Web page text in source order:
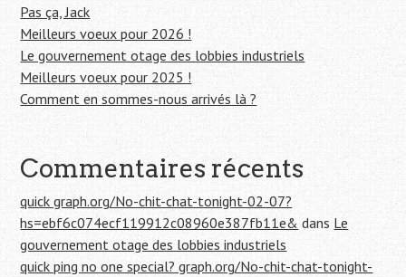
c
h
e
r
:
Pas ça, Jack
Meilleurs voeux pour 2026 !
Le gouvernement otage des lobbies industriels
Meilleurs voeux pour 2025 !
Comment en sommes-nous arrivés là ?
Commentaires récents
quick graph.org/No-chit-chat-tonight-02-07?
hs=ebf6c074ecf119912c08960e387fb11e& dans Le
gouvernement otage des lobbies industriels
quick ping no one special? graph.org/No-chit-chat-tonight-